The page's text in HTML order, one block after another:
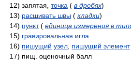
12) запятая, точка ( в дробях)
13) расшивать швы ( кладки)
14) пункт ( единица измерения в
15) гравировальная игла
16) пишущий узел, пишущий элемент
17) пищ. оценочный балл